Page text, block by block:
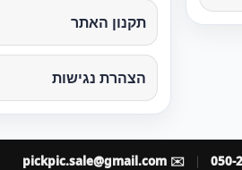
תקנון האתר
הצהרת נגישות
✉️
pickpic.sale@gmail.com